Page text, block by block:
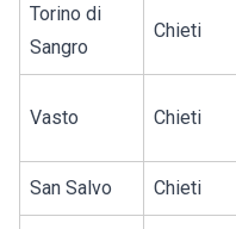
Torino di
Sangro
Chieti
Vasto Chieti
San Salvo Chieti